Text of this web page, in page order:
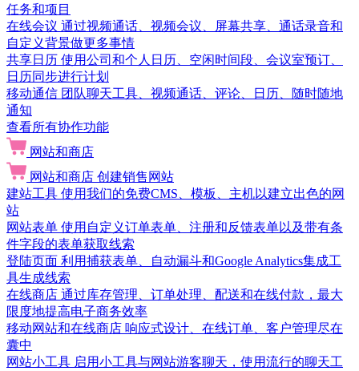
任务和项目
在线会议 通过视频通话、视频会议、屏幕共享、通话录音和
自定义背景做更多事情
共享日历 使用公司和个人日历、空闲时间段、会议室预订、
日历同步进行计划
移动通信 团队聊天工具、视频通话、评论、日历、随时随地
通知
查看所有协作功能
网站和商店
网站和商店 创建销售网站
建站工具 使用我们的免费CMS、模板、主机以建立出色的网
站
网站表单 使用自定义订单表单、注册和反馈表单以及带有条
件字段的表单获取线索
登陆页面 利用捕获表单、自动漏斗和Google Analytics集成工
具生成线索
在线商店 通过库存管理、订单处理、配送和在线付款，最大
限度地提高电子商务效率
移动网站和在线商店 响应式设计、在线订单、客户管理尽在
囊中
网站小工具 启用小工具与网站游客聊天，使用流行的聊天工